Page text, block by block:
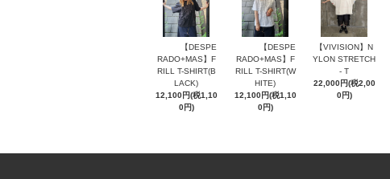
【DESPE
RADO+MAS】F
RILL T-SHIRT(B
LACK)
12,100円(税1,10
0円)
【DESPE
RADO+MAS】F
RILL T-SHIRT(W
HITE)
12,100円(税1,10
0円)
【VIVISION】N
YLON STRETCH
- T
22,000円(税2,00
0円)